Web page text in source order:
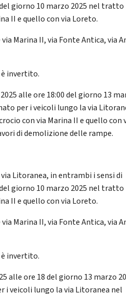
giorno 10 marzo 2025 nel tratto
II e quello con via Loreto.
Marina II, via Fonte Antica, via
invertito.
alle ore 18:00 del giorno 13
per i veicoli lungo la via
con via Marina II e quello con
di demolizione delle rampe.
Litoranea, in entrambi i sensi di
giorno 10 marzo 2025 nel tratto
II e quello con via Loreto.
Marina II, via Fonte Antica, via
invertito.
alle ore 18 del giorno 13 marzo
i veicoli lungo la via Litoranea nel